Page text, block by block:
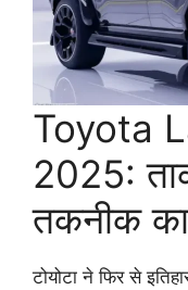
Toyota
2025:
तकनीक
टोयोटा ने फिर से